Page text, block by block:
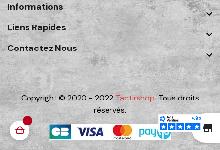
Informations

Liens Rapides

Contactez Nous

Copyright © 2020 - 2022Tactirshop. Tous droits
réservés.